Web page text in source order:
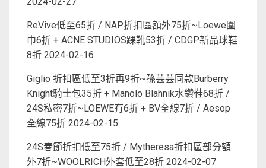
ReVive低至65折 / NAP折扣區額外75折~Loewe圍
巾6折 + ACNE STUDIOS踝靴53折 / CDGP新品球鞋
8折 2024-02-16
Giglio 折扣區低至3折再9折~孫芸芸同款Burberry
Knight騎士包35折 + Manolo Blahnik水鑽鞋68折 /
24S私密7折~LOEWE有6折 + BV全線7折 / Aesop
全線75折 2024-02-15
24S春節折扣低至75折 / Mytheresa折扣區部分額
外7折~WOOLRICH外套低至28折 2024-02-07